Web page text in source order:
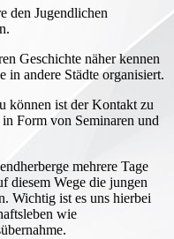
den Jugendlichen
Geschichte näher kennen
in andere Städte organisiert.
können ist der Kontakt zu
Form von Seminaren und
mehrere Tage
diesem Wege die jungen
Wichtig ist es uns hierbei
wie